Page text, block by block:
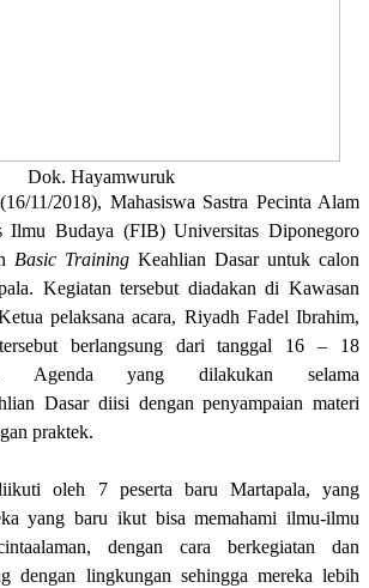
Dok. Hayamwuruk
11/2018), Mahasiswa Sastra Pecinta Alam
Ilmu Budaya (FIB) Universitas Diponegoro
Basic Training Keahlian Dasar untuk calon
Kegiatan tersebut diadakan di Kawasan
pelaksana acara, Riyadh Fadel Ibrahim,
berlangsung dari tanggal 16 – 18
Agenda yang dilakukan selama
Dasar diisi dengan penyampaian materi
praktek.
oleh 7 peserta baru Martapala, yang
yang baru ikut bisa memahami ilmu-ilmu
dengan cara berkegiatan dan
dengan lingkungan sehingga mereka lebih